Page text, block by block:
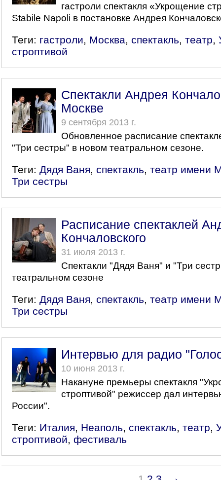
гастроли спектакля «Укрощение
Stabile Napoli в постановке Андрея
Теги: гастроли, Москва, спектакль, театр,
строптивой
Спектакли Андрея
Москве
9 сентября 2013 г.
Обновленное расписание
"Три сестры" в новом театральном сезоне.
Теги: Дядя Ваня, спектакль, театр имени
Три сестры
Расписание спектаклей
Кончаловского
31 июля 2013 г.
Спектакли "Дядя Ваня" и "Три
театральном сезоне
Теги: Дядя Ваня, спектакль, театр имени
Три сестры
Интервью для радио
10 июня 2013 г.
Накануне премьеры спектакля
строптивой" режиссер дал
России".
Теги: Италия, Неаполь, спектакль, театр,
строптивой, фестиваль